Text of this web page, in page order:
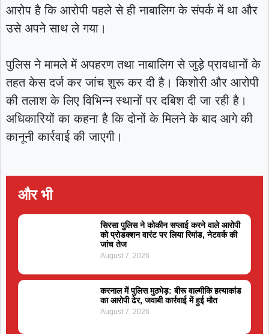
आरोप है कि आरोपी पहले से ही नाबालिग के संपर्क में था और
उसे अपने साथ ले गया।
पुलिस ने मामले में अपहरण तथा नाबालिग से जुड़े प्रावधानों के
तहत केस दर्ज कर जांच शुरू कर दी है। किशोरी और आरोपी
की तलाश के लिए विभिन्न स्थानों पर दबिश दी जा रही है।
अधिकारियों का कहना है कि दोनों के मिलने के बाद आगे की
कानूनी कार्रवाई की जाएगी।
और भी
सिरसा पुलिस ने कोकीन सप्लाई करने वाले आरोपी
को प्रोडक्शन वारंट पर लिया रिमांड, नेटवर्क की
जांच तेज
August 7, 2026
करनाल में पुलिस मुठभेड़: बीरू वाल्मीकि हत्याकांड
का आरोपी ढेर, जवाबी कार्रवाई में हुई मौत
August 7, 2026